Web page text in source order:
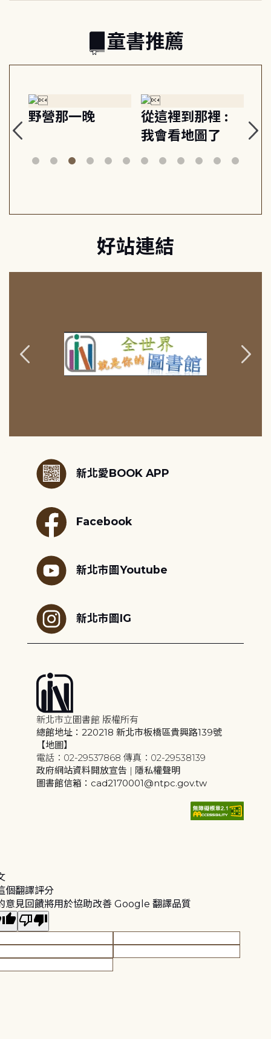
童書推薦
野營那一晚
從這裡到那裡 :
我會看地圖了
美
好站連結
新北愛BOOK APP
Facebook
新北市圖Youtube
新北市圖IG
新北市立圖書館 版權所有
總館地址：220218 新北市板橋區貴興路139號
【地圖】
電話：02-29537868 傳真：02-29538139
政府網站資料開放宣告 | 隱私權聲明
圖書館信箱：cad2170001@ntpc.gov.tw
個翻譯評分
意見回饋將用於協助改善 Google 翻譯品質